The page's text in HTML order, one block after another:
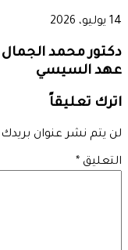
14 يوليو، 2026
دكتور محمد
عهد السيسي
اترك تعليقاً
لن يتم نشر عنوان بريدك
التعليق *